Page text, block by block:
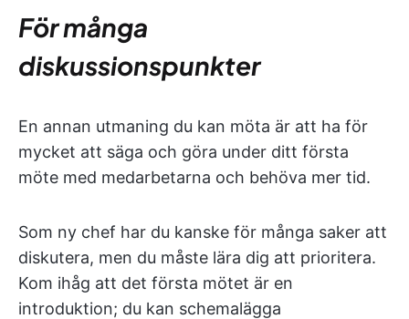
För många
diskussionspunkter
En annan utmaning du kan möta är att ha för
mycket att säga och göra under ditt första
möte med medarbetarna och behöva mer tid.
Som ny chef har du kanske för många saker att
diskutera, men du måste lära dig att prioritera.
Kom ihåg att det första mötet är en
introduktion; du kan schemalägga